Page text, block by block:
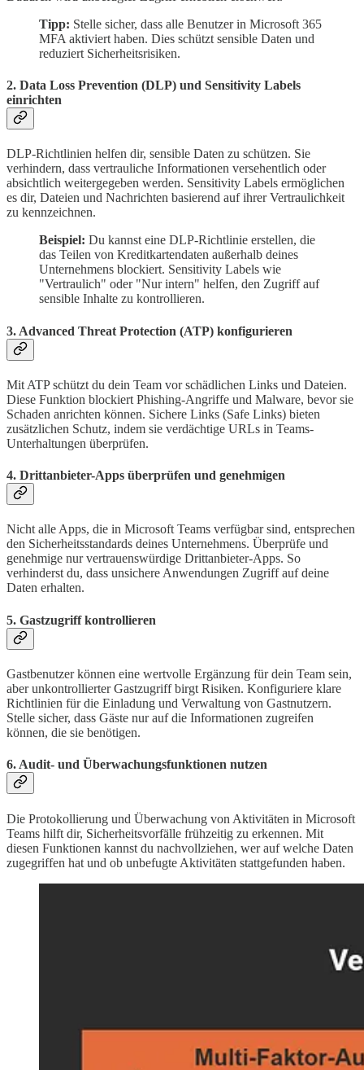
Tipp: Stelle sicher, dass alle Benutzer in Microsoft 365
MFA aktiviert haben. Dies schützt sensible Daten und
reduziert Sicherheitsrisiken.
2. Data Loss Prevention (DLP) und Sensitivity Labels
einrichten
DLP-Richtlinien helfen dir, sensible Daten zu schützen. Sie
verhindern, dass vertrauliche Informationen versehentlich oder
absichtlich weitergegeben werden. Sensitivity Labels ermöglichen
es dir, Dateien und Nachrichten basierend auf ihrer Vertraulichkeit
zu kennzeichnen.
Beispiel: Du kannst eine DLP-Richtlinie erstellen, die
das Teilen von Kreditkartendaten außerhalb deines
Unternehmens blockiert. Sensitivity Labels wie
"Vertraulich" oder "Nur intern" helfen, den Zugriff auf
sensible Inhalte zu kontrollieren.
3. Advanced Threat Protection (ATP) konfigurieren
Mit ATP schützt du dein Team vor schädlichen Links und Dateien.
Diese Funktion blockiert Phishing-Angriffe und Malware, bevor sie
Schaden anrichten können. Sichere Links (Safe Links) bieten
zusätzlichen Schutz, indem sie verdächtige URLs in Teams-
Unterhaltungen überprüfen.
4. Drittanbieter-Apps überprüfen und genehmigen
Nicht alle Apps, die in Microsoft Teams verfügbar sind, entsprechen
den Sicherheitsstandards deines Unternehmens. Überprüfe und
genehmige nur vertrauenswürdige Drittanbieter-Apps. So
verhinderst du, dass unsichere Anwendungen Zugriff auf deine
Daten erhalten.
5. Gastzugriff kontrollieren
Gastbenutzer können eine wertvolle Ergänzung für dein Team sein,
aber unkontrollierter Gastzugriff birgt Risiken. Konfiguriere klare
Richtlinien für die Einladung und Verwaltung von Gastnutzern.
Stelle sicher, dass Gäste nur auf die Informationen zugreifen
können, die sie benötigen.
6. Audit- und Überwachungsfunktionen nutzen
Die Protokollierung und Überwachung von Aktivitäten in Microsoft
Teams hilft dir, Sicherheitsvorfälle frühzeitig zu erkennen. Mit
diesen Funktionen kannst du nachvollziehen, wer auf welche Daten
zugegriffen hat und ob unbefugte Aktivitäten stattgefunden haben.